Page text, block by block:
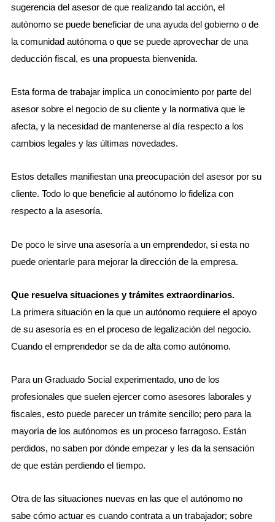
sugerencia del asesor de que realizando tal acción, el
autónomo se puede beneficiar de una ayuda del gobierno o de
la comunidad autónoma o que se puede aprovechar de una
deducción fiscal, es una propuesta bienvenida.
Esta forma de trabajar implica un conocimiento por parte del
asesor sobre el negocio de su cliente y la normativa que le
afecta, y la necesidad de mantenerse al día respecto a los
cambios legales y las últimas novedades.
Estos detalles manifiestan una preocupación del asesor por su
cliente. Todo lo que beneficie al autónomo lo fideliza con
respecto a la asesoría.
De poco le sirve una asesoría a un emprendedor, si esta no
puede orientarle para mejorar la dirección de la empresa.
Que resuelva situaciones y trámites extraordinarios.
La primera situación en la que un autónomo requiere el apoyo
de su asesoría es en el proceso de legalización del negocio.
Cuando el emprendedor se da de alta como autónomo.
Para un Graduado Social experimentado, uno de los
profesionales que suelen ejercer como asesores laborales y
fiscales, esto puede parecer un trámite sencillo; pero para la
mayoría de los autónomos es un proceso farragoso. Están
perdidos, no saben por dónde empezar y les da la sensación
de que están perdiendo el tiempo.
Otra de las situaciones nuevas en las que el autónomo no
sabe cómo actuar es cuando contrata a un trabajador; sobre